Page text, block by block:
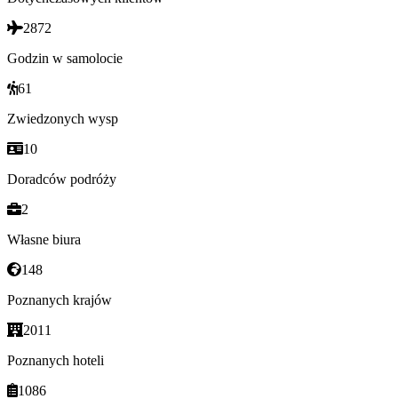
2872
Godzin w samolocie
61
Zwiedzonych wysp
10
Doradców podróży
2
Własne biura
148
Poznanych krajów
2011
Poznanych hoteli
1086